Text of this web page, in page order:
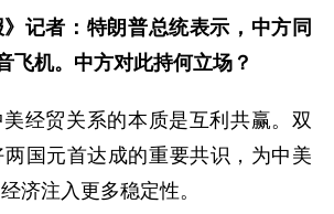
》记者：特朗普总统表示，中方同
飞机。中方对此持何立场？
经贸关系的本质是互利共赢。双
国元首达成的重要共识，为中美
济注入更多稳定性。